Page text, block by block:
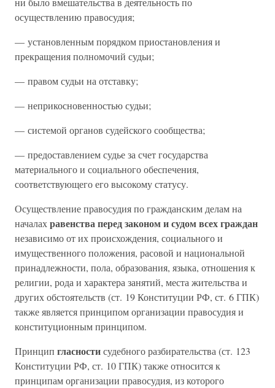
осуществлению правосудия;
— установленным порядком приостановления и
прекращения полномочий судьи;
— правом судьи на отставку;
— неприкосновенностью судьи;
— системой органов судейского сообщества;
— предоставлением судье за счет государства
материального и социального обеспечения,
соответствующего его высокому статусу.
Осуществление правосудия по гражданским делам на
началахравенства перед законом и судом всех граждан
независимо от их происхождения, социального и
имущественного положения, расовой и национальной
принадлежности, пола, образования, языка, отношения к
религии, рода и характера занятий, места жительства и
других обстоятельств (ст. 19 Конституции РФ, ст. 6 ГПК)
также является принципом организации правосудия и
конституционным принципом.
Принцип гласностисудебного разбирательства (ст. 123
Конституции РФ, ст. 10 ГПК) также относится к
принципам организации правосудия, из которого